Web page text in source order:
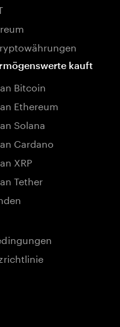
kauft
Bitcoin
Ethereum
Solana
Cardano
XRP
Tether